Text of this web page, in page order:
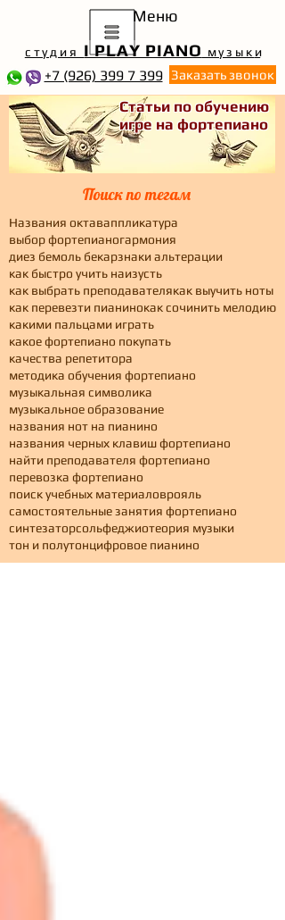
Меню
студия I PLAY PIANO музык и
+7 (926) 399 7 399 Заказать звонок
Статьи по обучению
игре на фортепиано
Поиск по тегам
Названия октаваппликатура
выбор фортепианогармония
диез бемоль бекарзнаки альтерации
как быстро учить наизусть
как выбрать преподавателякак выучить ноты
как перевезти пианинокак сочинить мелодию
какими пальцами играть
какое фортепиано покупать
качества репетитора
методика обучения фортепиано
музыкальная символика
музыкальное образование
названия нот на пианино
названия черных клавиш фортепиано
найти преподавателя фортепиано
перевозка фортепиано
поиск учебных материаловрояль
самостоятельные занятия фортепиано
синтезаторсольфеджиотеория музыки
тон и полутонцифровое пианино